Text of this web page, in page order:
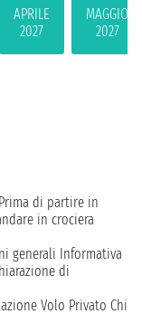
APRILE
2027
MAGGIO
2027
Prima di partire in
in crociera
generali Informativa
di
Volo Privato Chi